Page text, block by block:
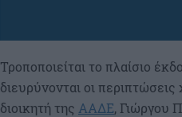
Τροποποιείται το πλαίσιο
διευρύνονται οι
διοικητή της ΑΑΔΕ, Γιώργου